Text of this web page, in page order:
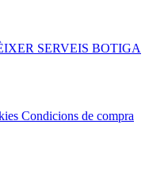
SERVEIS BOTIGA
Condicions de compra